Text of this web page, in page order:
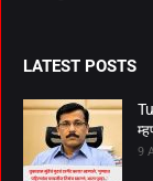
LATEST POSTS
9